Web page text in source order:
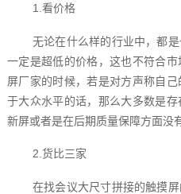
1.看价格
无论在什么样的行业中，都
一定是超低的价格，这也不符合
屏厂家的时候，若是对方声称自
于大众水平的话，那么大多数是
新屏或者是在后期质量保障方面没
2.货比三家
在找会议大尺寸拼接的触摸